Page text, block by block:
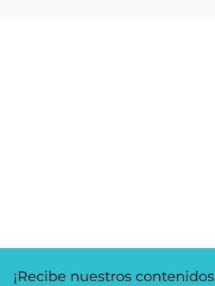
¡Recibe nuestros contenidos